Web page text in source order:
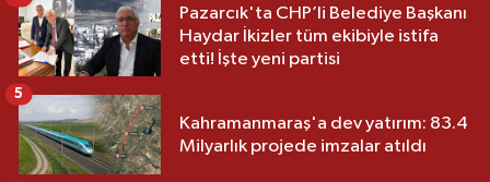
Pazarcık'ta CHP’li Belediye Başkanı
Haydar İkizler tüm ekibiyle istifa
etti! İşte yeni partisi
Kahramanmaraş'a dev yatırım: 83.4
Milyarlık projede imzalar atıldı
5